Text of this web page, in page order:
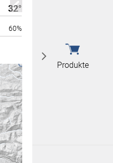
Produkte
32°
60%